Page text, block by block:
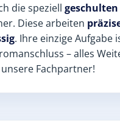
die speziell
Diese arbeiten
. Ihre einzige Aufgabe
– alles
Fachpartner!